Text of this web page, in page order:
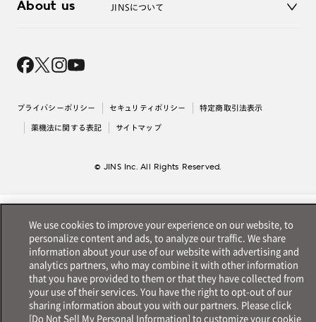
レンズ交換
About us JINSについて
採用情報
出店について
プライバシーポリシー セキュリティポリシー 特定商取引法表示
薬機法に関する表記 サイトマップ
© JINS Inc. All Rights Reserved.
We use cookies to improve your experience on our website, to
personalize content and ads, to analyze our traffic. We share
information about your use of our website with advertising and
analytics partners, who may combine it with other information
that you have provided to them or that they have collected from
your use of their services. You have the right to opt-out of our
sharing information about you with our partners. Please click
[Do Not Sell My Personal Information] to customize your cookie